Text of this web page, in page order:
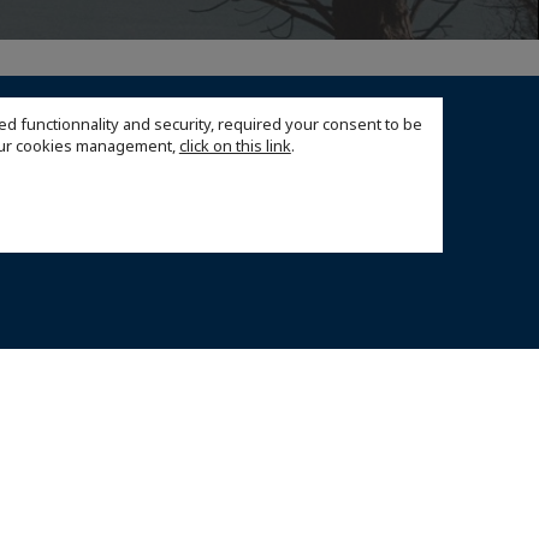
functionnality and security, required your consent to be
cookies management,click on this link.